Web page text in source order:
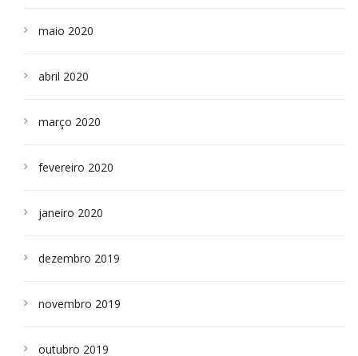
maio 2020
abril 2020
março 2020
fevereiro 2020
janeiro 2020
dezembro 2019
novembro 2019
outubro 2019